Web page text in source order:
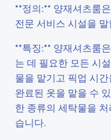
**정의:** 양재셔츠룸
전문 서비스 시설을 말
**특징:** 양재셔츠룸
는 데 필요한 모든 시
물을 맡기고 픽업 시
완료된 옷을 맡을 수
한 종류의 세탁물을
습니다.